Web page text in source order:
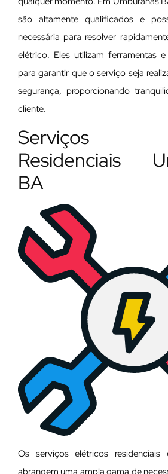
são altamente qualificados e
necessária para resolver
elétrico. Eles utilizam ferramentas
para garantir que o serviço seja
segurança, proporcionando
cliente.
Serviços
Residenciais
BA
Os serviços elétricos residenciais
abrangem uma ampla gama de